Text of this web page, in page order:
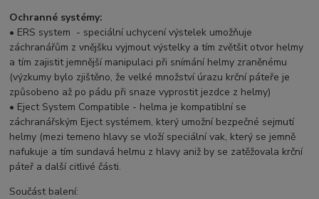
Ochranné systémy:
• ERS system - speciální uchycení výstelek umožňuje
záchranářům z vnějšku vyjmout výstelky a tím zvětšit otvor helmy
a tím zajistit jemnější manipulaci při snímání helmy zraněnému
(výzkumy bylo zjištěno, že velké množství úrazu krční páteře je
způsobeno až po pádu při snaze vyprostit jezdce z helmy)
• Eject System Compatible - helma je kompatiblní se
záchranářským Eject systémem, který umožní bezpečné sejmutí
helmy (mezi temeno hlavy se vloží speciální vak, který se jemně
nafukuje a tím sundavá helmu z hlavy aniž by se zatěžovala krční
páteř a další citlivé části.
Součást balení: